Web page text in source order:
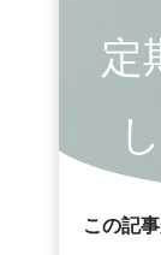
定
この記